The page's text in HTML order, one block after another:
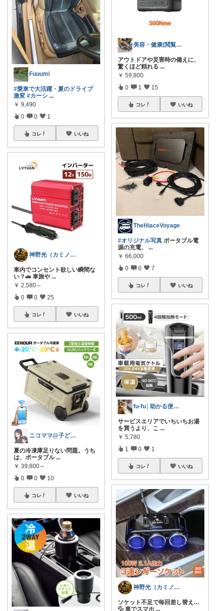
Fuuumi
#愛車で大活躍・夏のドライブ
激変 #カーシ ...
￥ 9,490
0 0 1
コレ いいね
神野光（カミノヒカリ）
車内でコンセント欲しい瞬間な
い？🚗 車旅や ...
￥ 2,580～
0 0 25
コレ いいね
ニコママ@子ども3人45歳シンママライフ
夏の冷凍庫足りない問題。うち
は、ポータブル ...
￥ 39,800～
0 0 10
コレ いいね
美容・健康(閲覧ありがとうございます)
アウトドアや災害時の備えに、
驚くほど頼れる ...
￥ 59,800
0 1 15
コレ いいね
TheHiaceVoyage
#オリジナル写真 ポータブル電
源の充電、 ...
￥ 66,000
0 0 7
コレ いいね
fu-fu│助かる便利グッズ
サービスエリアでいちいちお湯
を買うより、こ ...
￥ 5,780
1 0 1
コレ いいね
神野光（カミノヒカリ）
ソケット不足で毎回差し替え…
💦 車でスマホ ...